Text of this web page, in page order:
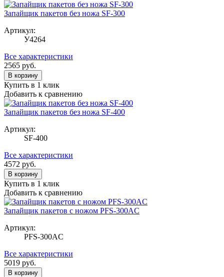
Запайщик пакетов без ножа SF-300
Артикул:
У4264
Все характеристики
2565 руб.
В корзину
Купить в 1 клик
Добавить к сравнению
Запайщик пакетов без ножа SF-400
Артикул:
SF-400
Все характеристики
4572 руб.
В корзину
Купить в 1 клик
Добавить к сравнению
Запайщик пакетов с ножом PFS-300AC
Артикул:
PFS-300AC
Все характеристики
5019 руб.
В корзину